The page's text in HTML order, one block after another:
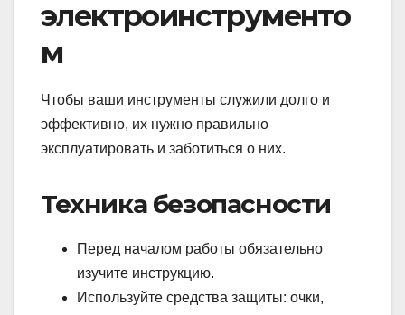
электроинструменто
м
Чтобы ваши инструменты служили долго и
эффективно, их нужно правильно
эксплуатировать и заботиться о них.
Техника безопасности
Перед началом работы обязательно
изучите инструкцию.
Используйте средства защиты: очки,